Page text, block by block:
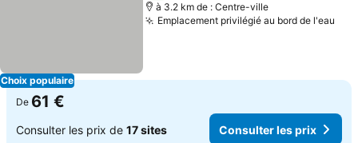
Choix populaire
à 3.2 km de : Centre-ville
Emplacement privilégié au bord de l'eau
De 61 €
Consulter les prix de 17 sites Consulter les prix